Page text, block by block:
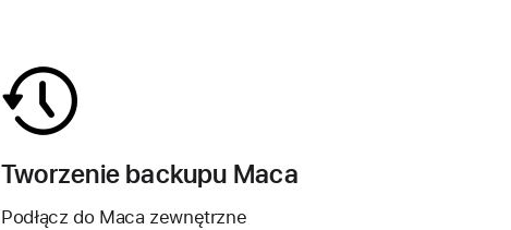
Tworzenie backupu Maca
Podłącz do Maca zewnętrzne